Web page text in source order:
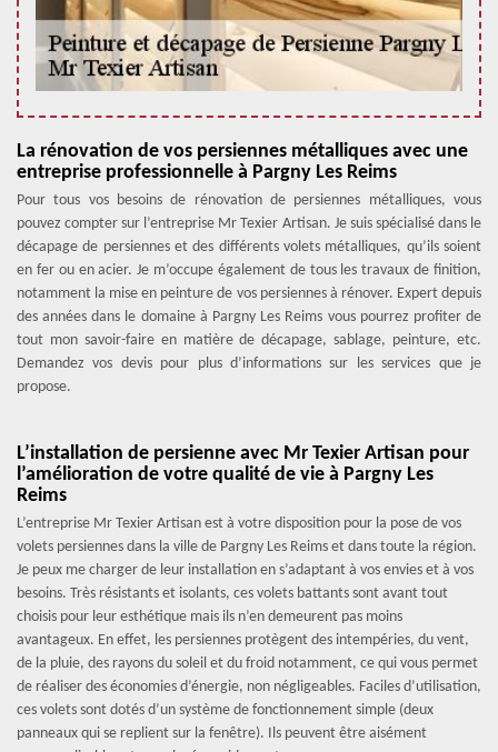
La rénovation de vos persiennes métalliques avec une
entreprise professionnelle à Pargny Les Reims
Pour tous vos besoins de rénovation de persiennes métalliques, vous
pouvez compter sur l’entreprise Mr Texier Artisan. Je suis spécialisé dans le
décapage de persiennes et des différents volets métalliques, qu’ils soient
en fer ou en acier. Je m’occupe également de tous les travaux de finition,
notamment la mise en peinture de vos persiennes à rénover. Expert depuis
des années dans le domaine à Pargny Les Reims vous pourrez profiter de
tout mon savoir-faire en matière de décapage, sablage, peinture, etc.
Demandez vos devis pour plus d’informations sur les services que je
propose.
L’installation de persienne avec Mr Texier Artisan pour
l’amélioration de votre qualité de vie à Pargny Les
Reims
L’entreprise Mr Texier Artisan est à votre disposition pour la pose de vos
volets persiennes dans la ville de Pargny Les Reims et dans toute la région.
Je peux me charger de leur installation en s’adaptant à vos envies et à vos
besoins. Très résistants et isolants, ces volets battants sont avant tout
choisis pour leur esthétique mais ils n’en demeurent pas moins
avantageux. En effet, les persiennes protègent des intempéries, du vent,
de la pluie, des rayons du soleil et du froid notamment, ce qui vous permet
de réaliser des économies d’énergie, non négligeables. Faciles d’utilisation,
ces volets sont dotés d’un système de fonctionnement simple (deux
panneaux qui se replient sur la fenêtre). Ils peuvent être aisément